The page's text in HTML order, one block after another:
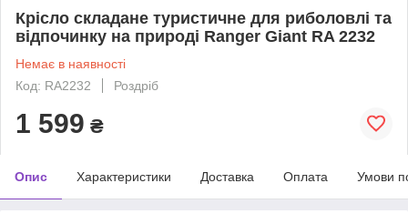
Крісло складане туристичне для риболовлі та
відпочинку на природі Ranger Giant RA 2232
Немає в наявності
Код: RA2232
Роздріб
1 599 ₴
Опис Характеристики Доставка Оплата Умови